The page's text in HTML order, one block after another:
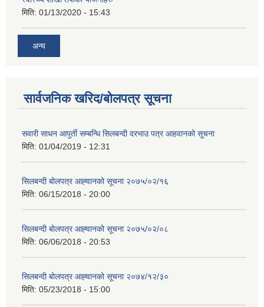
मिति: 01/13/2020 - 15:43
अन्य
सार्वजनिक खरिद/बोलपत्र सूचना
सवारी साधन आपुर्ती सम्बन्धि सिलबन्दी दरभाउ पत्र आहवानको सूचना
मिति: 01/04/2019 - 12:31
सिलबन्दी बोलपत्र आह्‍वानको सूचना २०७५/०२/१६
मिति: 06/15/2018 - 20:00
सिलबन्दी बोलपत्र आह्‍वानको सूचना २०७५/०२/०८
मिति: 06/06/2018 - 20:53
सिलबन्दी बोलपत्र आह्‍वानको सूचना २०७४/१२/३०
मिति: 05/23/2018 - 15:00